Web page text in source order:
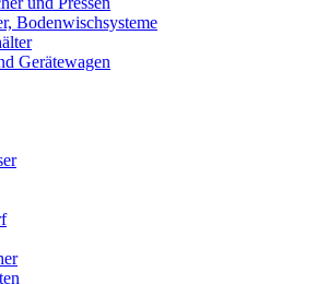
Bodenwischsysteme
Gerätewagen